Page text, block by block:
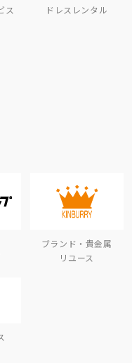
ス ドレスレンタル
ブランド・貴金属
リユース